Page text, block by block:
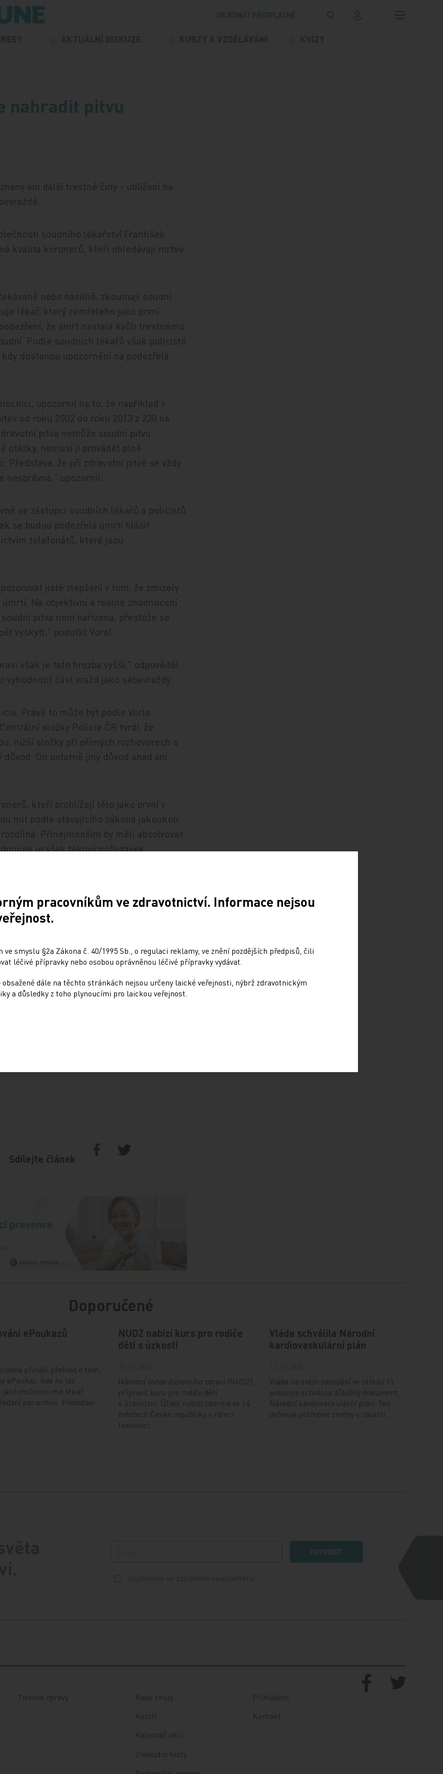
OBJEDNAT PŘEDPLATNÉ
nahradit pitvu
ani další trestné činy - ublížení na
soudního lékařství František
kvalita koronerů, kteří ohledávají mrtvé
nebo násilně, zkoumají soudní
lékař, který zemřelého jako první
že smrt nastala kvůli trestnému
Podle soudních lékařů však policisté
dostanou upozornění na podezřelá
upozornil na to, že například v
od roku 2002 do roku 2013 z 230 na
pitva nemůže soudní pitvu
otázky, nemusí ji provádět plně
Představa, že při zdravotní pitvě se vždy
upozornil.
se zástupci soudních lékařů a policistů
se budou podezřelá úmrtí hlásit -
telefonátů, které jsou
jisté zlepšení v tom, že zmizely
Na objektivní a reálné zhodnocení
pitva není nařízena, přestože se
vyskytl," podotkl Vorel.
však je tato hrozba vyšší," odpověděl
část vražd jako sebevraždy.
Právě to může být podle Vorla
složky Policie ČR tvrdí, že
nižší složky při přímých rozhovorech s
On ostatně jiný důvod snad ani
kteří prohlížejí tělo jako první v
mít podle stávajícího zákona jakoukoli
Přinejmenším by měli absolvovat
je však takový požadavek
zdravotní pitvu, zda na místo přivolá
správné a úplné informace. Když pitvu
lékařství vůbec nedostane.
výrazně poklesl v souvislosti s
umožňuje různé interpretace toho, kdy
14. Zatímco v Praze jsou hned
Vysočině není ani jediné. Podle Vorla
soudní lékaři ze sousedních krajů.
Sdílejte článek
Doporučené
ePoukazů
přináší přehled o tom,
ePoukaz, kde ho lze
možnosti má lékař
pacientovi. Představí
NUDZ nabízí kurs pro rodiče
dětí s úzkostí
Národní ústav duševního zdraví (NUDZ)
připravil kurs pro rodiče dětí
s úzkostmi. Účast nabízí zdarma ve 14
městech České republiky v rámci
testovací…
Vláda schválila Národní
kardiovaskulární plán
Vláda na svém zasedání ve středu 11.
prosince schválila důležitý dokument,
Národní kardiovaskulární plán. Ten
definuje potřebné změny v oblasti…
POTVRDIT
Tiskové zprávy
Naše tituly
Autoři
Kalendář akcí
Znalostní testy
Přihlášení
Kontakt
pracovníkům ve zdravotnictví. Informace nejsou
smyslu §2a Zákona č. 40/1995 Sb., o regulaci reklamy, ve znění pozdějších předpisů, čili
léčivé přípravky nebo osobou oprávněnou léčivé přípravky vydávat.
dále na těchto stránkách nejsou určeny laické veřejnosti, nýbrž zdravotnickým
a důsledky z toho plynoucími pro laickou veřejnost.